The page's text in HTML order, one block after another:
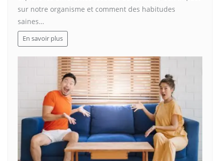
sur notre organisme et comment des habitudes
saines…
En savoir plus